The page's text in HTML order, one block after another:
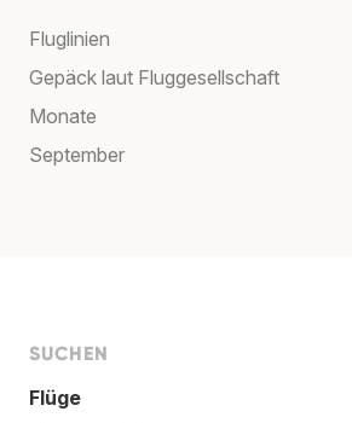
Fluglinien
Gepäck laut Fluggesellschaft
Monate
September
SUCHEN
Flüge